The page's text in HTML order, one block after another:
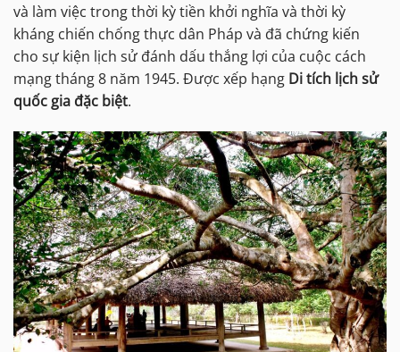
và làm việc trong thời kỳ tiền khởi nghĩa và thời kỳ
kháng chiến chống thực dân Pháp và đã chứng kiến
cho sự kiện lịch sử đánh dấu thắng lợi của cuộc cách
mạng tháng 8 năm 1945. Được xếp hạng Di tích lịch sử
quốc gia đặc biệt.